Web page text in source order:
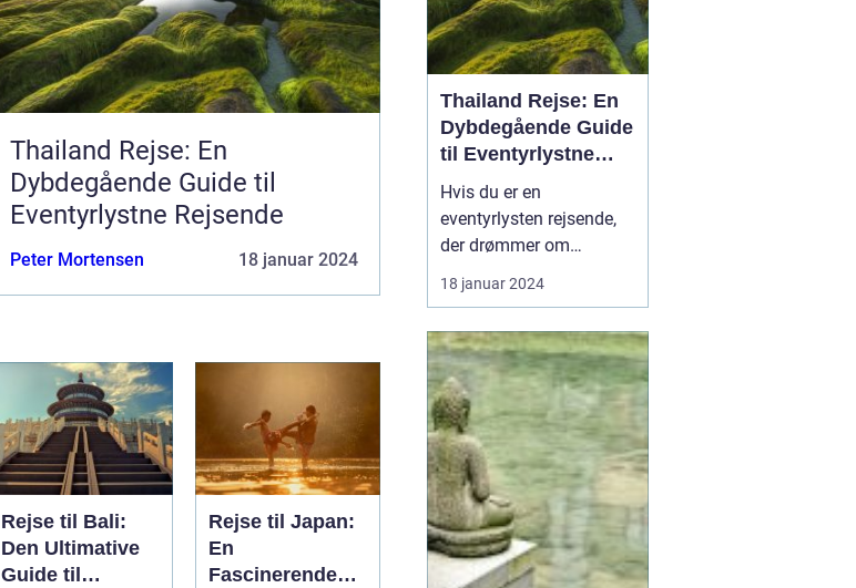
Thailand Rejse: En
Dybdegående Guide til
Eventyrlystne Rejsende
Peter Mortensen 18 januar 2024
Rejse til Bali:
Den Ultimative
Guide til
Rejse til Japan:
En
Fascinerende
Thailand Rejse: En
Dybdegående Guide
til Eventyrlystne
Rejsende
Hvis du er en
eventyrlysten rejsende,
der drømmer om
eksotiske destinationer,
er en Thailand-rejse et
sin enestående blanding
af naturskønhed,
kulturarv og venlige
lokalbefolkning er
Thailand blevet et
populært rejsemål for
tur...
18 januar 2024